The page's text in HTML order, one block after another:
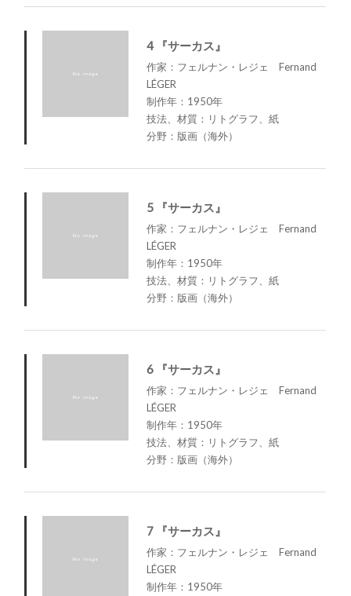
4 『サーカス』
作家：フェルナン・レジェ Fernand
LÉGER
制作年：1950年
技法、材質：リトグラフ、紙
分野：版画（海外）
5 『サーカス』
作家：フェルナン・レジェ Fernand
LÉGER
制作年：1950年
技法、材質：リトグラフ、紙
分野：版画（海外）
6 『サーカス』
作家：フェルナン・レジェ Fernand
LÉGER
制作年：1950年
技法、材質：リトグラフ、紙
分野：版画（海外）
7 『サーカス』
作家：フェルナン・レジェ Fernand
LÉGER
制作年：1950年